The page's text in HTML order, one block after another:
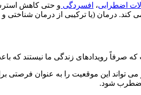
اضطرابی، افسردگی و حتی کاهش
کند. درمان (یا ترکیبی از درمان
رویدادهای زندگی ما نیستند که
می تواند این موقعیت را به عنوان
مضطرب شود.